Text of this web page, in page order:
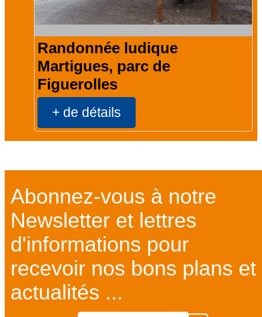
Randonnée ludique
Martigues, parc de
Figuerolles
+ de détails
Abonnez-vous à notre
Newsletter et lettres
d'informations pour
recevoir nos bons plans et
actualités ...